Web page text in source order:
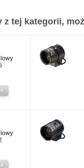
z tej kategorii,